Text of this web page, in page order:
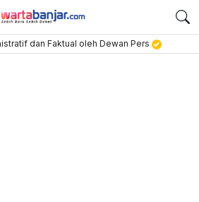
dan Faktual oleh Dewan Pers